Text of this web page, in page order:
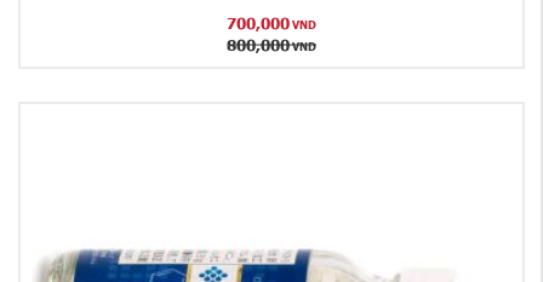
700,000 VND
800,000 VND